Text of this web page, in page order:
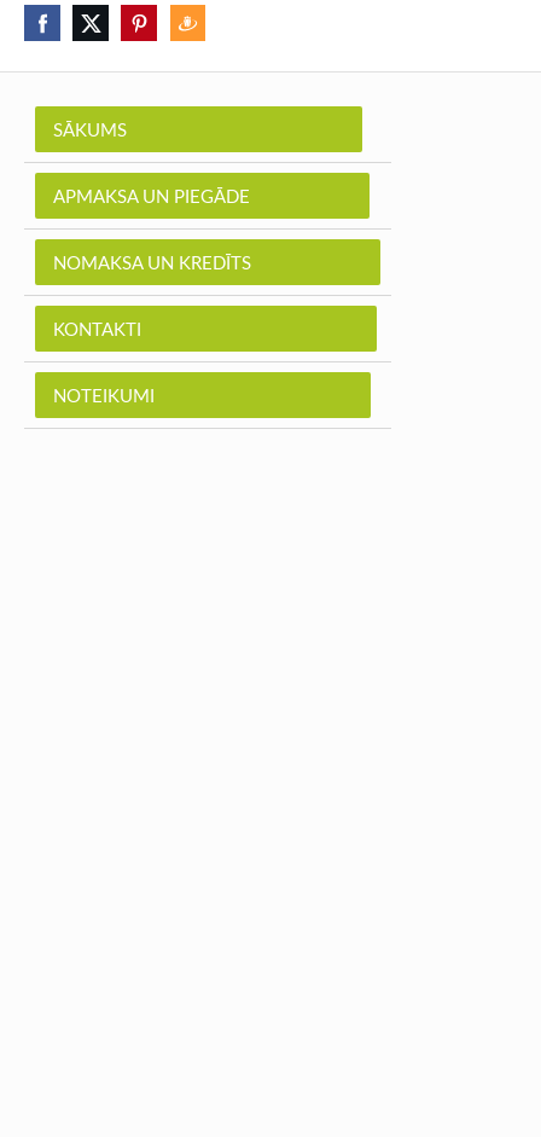
SĀKUMS
APMAKSA UN PIEGĀDE
NOMAKSA UN KREDĪTS
KONTAKTI
NOTEIKUMI